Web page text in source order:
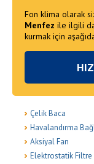
Fon klima olarak
Menfez ile ilgili
kurmak için
Çelik Baca
Havalandırma
Aksiyal Fan
Elektrostatik Filtre